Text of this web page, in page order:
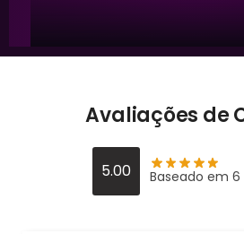
Avaliações de
5.00 Baseado em